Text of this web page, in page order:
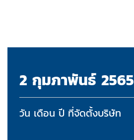
2 กุมภาพันธ์ 2565
วัน เดือน ปี ที่จัดตั้งบริษัท